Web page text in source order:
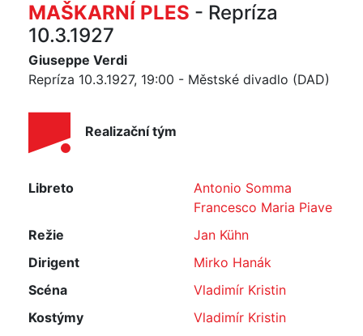
MAŠKARNÍ PLES - Repríza
10.3.1927
Giuseppe Verdi
Repríza 10.3.1927, 19:00 - Městské divadlo (DAD)
Realizační tým
Libreto
Antonio Somma
Francesco Maria Piave
Režie
Jan Kühn
Dirigent
Mirko Hanák
Scéna
Vladimír Kristin
Kostýmy
Vladimír Kristin